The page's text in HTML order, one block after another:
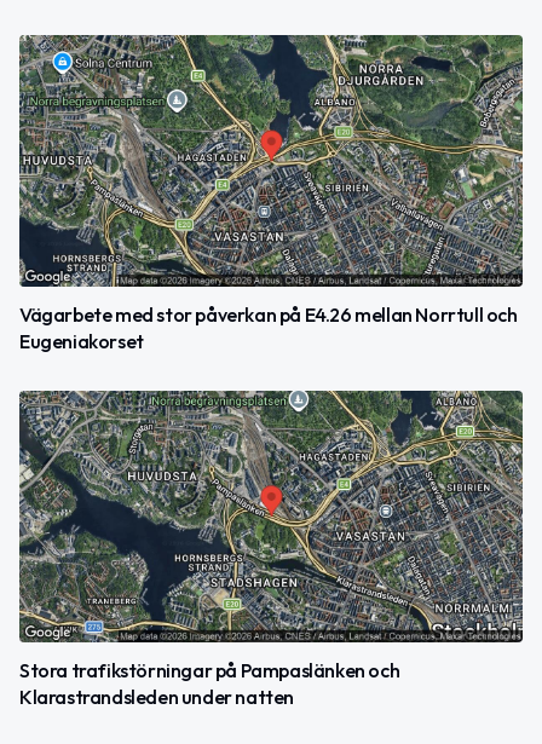
Vägarbete med stor påverkan på E4.26 mellan Norrtull och
Eugeniakorset
Stora trafikstörningar på Pampaslänken och
Klarastrandsleden under natten